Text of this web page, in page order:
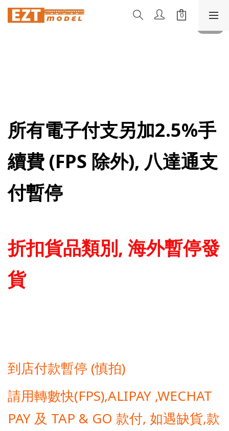
所有電子付支另加2.5%手
續費 (FPS 除外), 八達通支
付暫停
折扣貨品類別, 海外暫停發
貨
到店付款暫停 (慎拍)
請用轉數快(FPS),ALIPAY ,WECHAT
PAY 及 TAP & GO 款付, 如遇缺貨,款